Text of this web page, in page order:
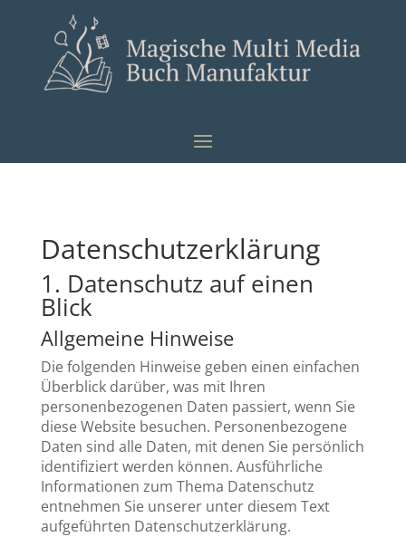
Datenschutz­erklärung
1. Datenschutz auf einen
Blick
Allgemeine Hinweise
Die folgenden Hinweise geben einen einfachen
Überblick darüber, was mit Ihren
personenbezogenen Daten passiert, wenn Sie
diese Website besuchen. Personenbezogene
Daten sind alle Daten, mit denen Sie persönlich
identifiziert werden können. Ausführliche
Informationen zum Thema Datenschutz
entnehmen Sie unserer unter diesem Text
aufgeführten Datenschutzerklärung.